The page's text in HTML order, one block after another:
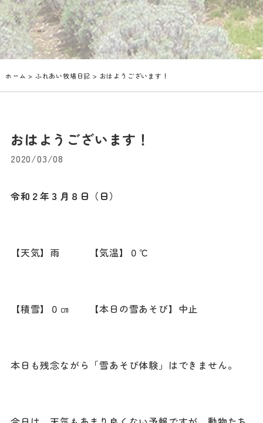
ホーム > ふれあい牧場日記 > おはようございます！
おはようございます！
2020/03/08
令和２年３月８日（日）
【天気】雨 【気温】０℃
【積雪】０㎝ 【本日の雪あそび】中止
本日も残念ながら「雪あそび体験」はできません。